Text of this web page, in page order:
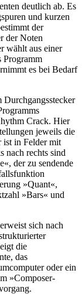
deutlich ab. Es
und kurzen
der
der Noten
wählt aus einer
Programm
es bei Bedarf
Durchgangsstecker
Crack. Hier
jeweils die
ist in Felder mit
nach rechts sind
der zu sendende
»Quant«,
»Bars« und
sich nach
die
das
oder ein
»Composer-